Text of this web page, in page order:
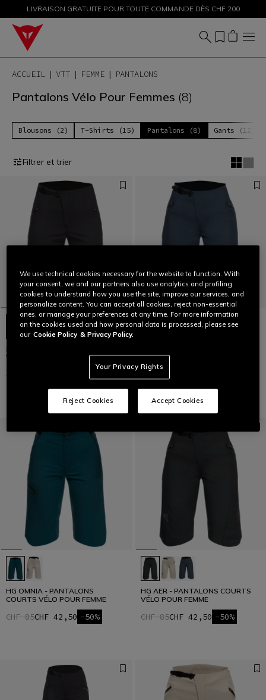
SOLDES JUSQU'À-50 % – ACHETEZ MAINTENANT
LIVRAISON GRATUITE POUR TOUTE COMMANDE DÈS CHF 200
ACCUEIL VTT FEMME PANTALONS
Pantalons Vélo Pour Femmes (8)
Blousons (2) T-Shirts (15) Pantalons (8) Gants (12)
Filtrer et trier
HG ROX - PANTALONS COURTS
VÉLO POUR FEMME
CHF 95
VÉLO POUR FEMME
HG OMNIA - PANTALONS
COURTS VÉLO POUR FEMME
CHF 85CHF 42,50 -50%
HG AER - PANTALONS COURTS
VÉLO POUR FEMME
CHF 85CHF 42,50 -50%
We use technical cookies necessary for the website to function. With
your consent, we and our partners also use analytics and profiling
cookies to understand how you use the site, improve our services, and
personalize content. You can accept all cookies, reject non-essential
ones, or manage your preferences at any time. For more information
on the cookies used and how personal data is processed, please see
our Cookie Policy & Privacy Policy.
Your Privacy Rights
Reject Cookies Accept Cookies